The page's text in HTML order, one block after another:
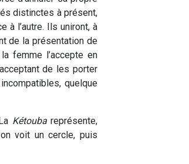
distinctes à présent,
à l’autre. Ils uniront, à
de la présentation de
femme l’accepte en
de les porter
quelque
Kétoubareprésente,
voit un cercle, puis